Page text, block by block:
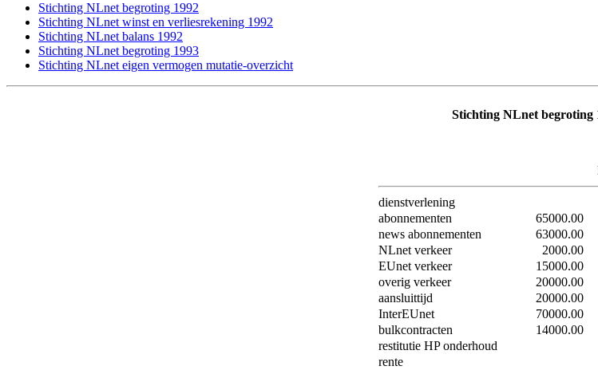
Stichting NLnet begroting 1992
Stichting NLnet winst en verliesrekening 1992
Stichting NLnet balans 1992
Stichting NLnet begroting 1993
Stichting NLnet eigen vermogen mutatie-overzicht
Stichting NLnet begroting
dienstverlening
abonnementen
65000.00
news abonnementen
63000.00
NLnet verkeer
2000.00
EUnet verkeer
15000.00
overig verkeer
20000.00
aansluittijd
20000.00
InterEUnet
70000.00
bulkcontracten
14000.00
restitutie HP onderhoud
rente